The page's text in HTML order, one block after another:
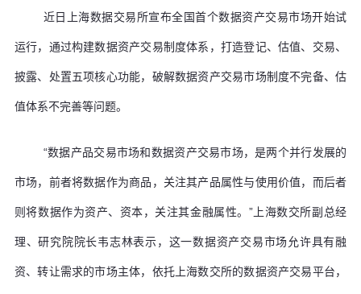
近日上海数据交易所宣布全国首个数据资产交易市场开始试
运行，通过构建数据资产交易制度体系，打造登记、估值、交易、
披露、处置五项核心功能，破解数据资产交易市场制度不完备、估
值体系不完善等问题。
“数据产品交易市场和数据资产交易市场，是两个并行发展的
市场，前者将数据作为商品，关注其产品属性与使用价值，而后者
则将数据作为资产、资本，关注其金融属性。”上海数交所副总经
理、研究院院长韦志林表示，这一数据资产交易市场允许具有融
资、转让需求的市场主体，依托上海数交所的数据资产交易平台，